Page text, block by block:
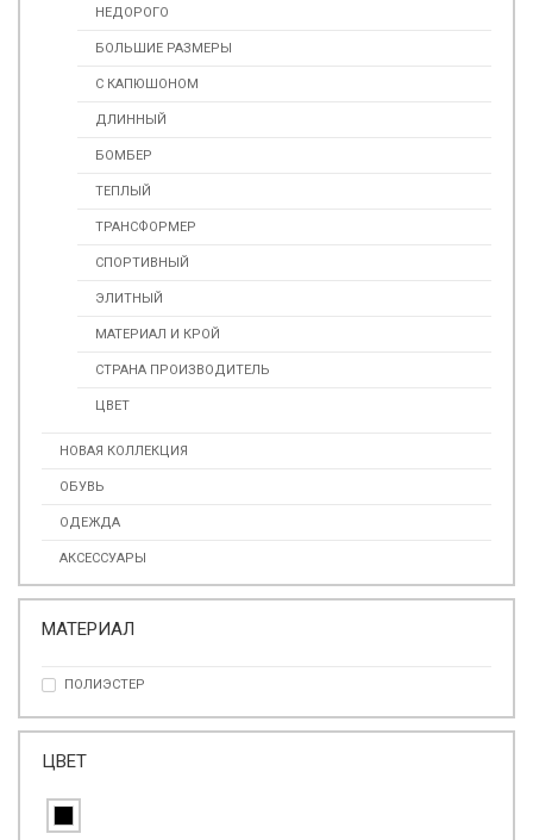
НЕДОРОГО
БОЛЬШИЕ РАЗМЕРЫ
С КАПЮШОНОМ
ДЛИННЫЙ
БОМБЕР
ТЕПЛЫЙ
ТРАНСФОРМЕР
СПОРТИВНЫЙ
ЭЛИТНЫЙ
МАТЕРИАЛ И КРОЙ
СТРАНА ПРОИЗВОДИТЕЛЬ
ЦВЕТ
НОВАЯ КОЛЛЕКЦИЯ
ОБУВЬ
ОДЕЖДА
АКСЕССУАРЫ
МАТЕРИАЛ
ПОЛИЭСТЕР
ЦВЕТ